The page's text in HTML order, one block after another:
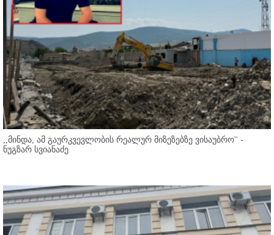
,,მინდა, ამ გაურკვევლობის რეალურ მიზეზებზე ვისაუბრო'' -
ნუგზარ სვიანაძე